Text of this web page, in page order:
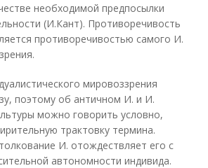
необходимой предпосылки
(И.Кант). Противоречивость
противоречивостью самого И.
мировоззрения
поэтому об античном И. и И.
можно говорить условно,
трактовку термина.
И. отождествляет его с
автономности индивида.